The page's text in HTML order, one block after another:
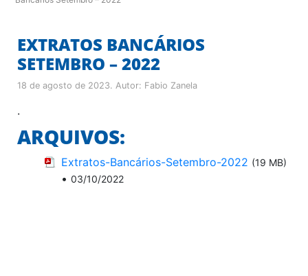
EXTRATOS BANCÁRIOS
SETEMBRO – 2022
18 de agosto de 2023. Autor: Fabio Zanela
.
ARQUIVOS:
Extratos-Bancários-Setembro-2022 (19 MB)
• 03/10/2022